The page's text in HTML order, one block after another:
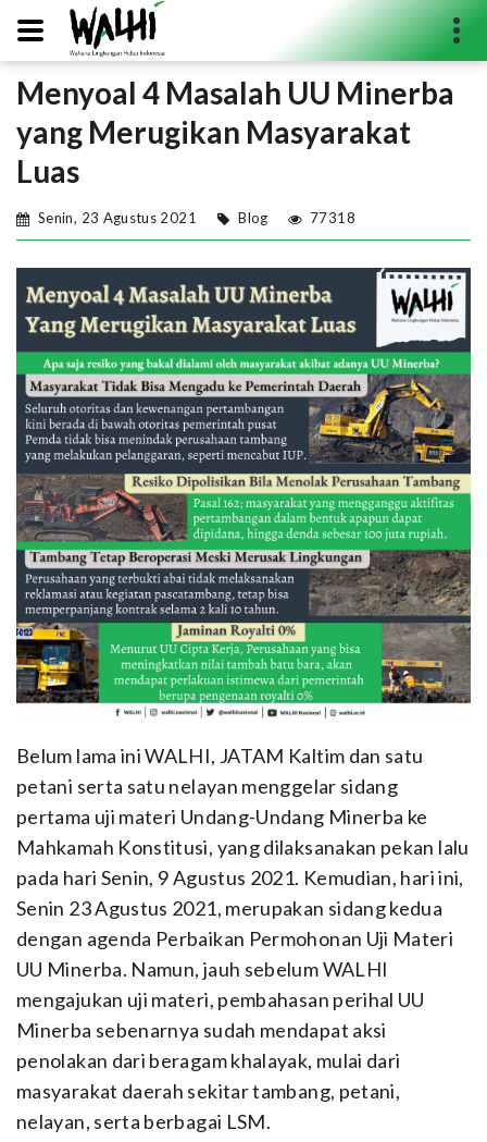
Search...
Menyoal 4 Masalah UU Minerba
yang Merugikan Masyarakat
Luas
Senin, 23 Agustus 2021 Blog 77318
Belum lama ini WALHI, JATAM Kaltim dan satu
petani serta satu nelayan menggelar sidang
pertama uji materi Undang-Undang Minerba ke
Mahkamah Konstitusi, yang dilaksanakan pekan lalu
pada hari Senin, 9 Agustus 2021. Kemudian, hari ini,
Senin 23 Agustus 2021, merupakan sidang kedua
dengan agenda Perbaikan Permohonan Uji Materi
UU Minerba. Namun, jauh sebelum WALHI
mengajukan uji materi, pembahasan perihal UU
Minerba sebenarnya sudah mendapat aksi
penolakan dari beragam khalayak, mulai dari
masyarakat daerah sekitar tambang, petani,
nelayan, serta berbagai LSM.